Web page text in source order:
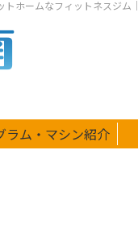
ホームなフィットネスジム｜
ラム・マシン紹介